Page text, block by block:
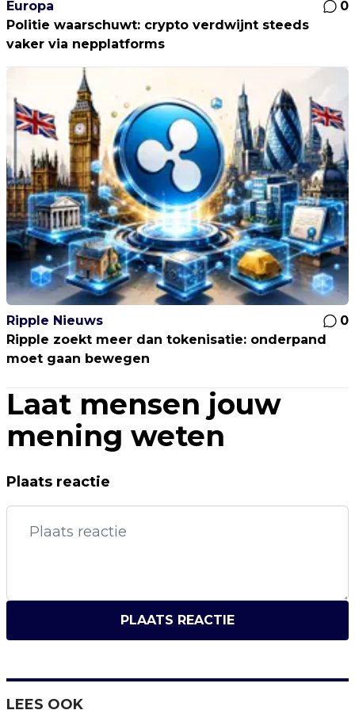
Europa
0
Politie waarschuwt: crypto verdwijnt steeds
vaker via nepplatforms
Ripple Nieuws
0
Ripple zoekt meer dan tokenisatie: onderpand
moet gaan bewegen
Laat mensen jouw
mening weten
Plaats reactie
PLAATS REACTIE
LEES OOK